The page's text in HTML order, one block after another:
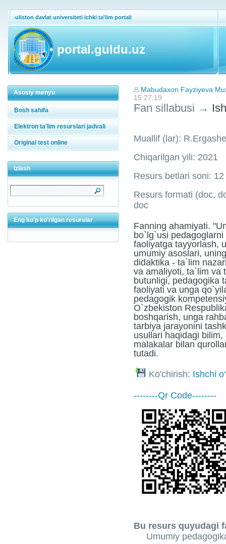
Guliston davlat universiteti ichki ta'lim portali
portal.guldu.uz
Asosiy menyu
Bosh sahifa
Elektron ta'lim resurslari jadvali
Original test online
Izlash
Eng ko'p ko'rilgan resurslar
Mabudaxon Fayziyeva
15:27:19
Fan sillabusi →
Muallif (lar):
Chiqarilgan yili: 2021
Resurs betlari soni: 12
Resurs formati (doc,
doc
Fanning ahamiyati.
bo`lg`usi
faoliyatga tayyorlash,
umumiy asoslari,
didaktika - ta`lim
va amaliyoti, ta`lim va
butunligi, pedagogika
faoliyati va unga
pedagogik
O`zbekiston
boshqarish, unga
tarbiya jarayonini
usullari haqidagi
malakalar bilan
tutadi.
Ko'chirish: Ishchi
--------Qr Code--------
Bu resurs quyudagi
Umumiy